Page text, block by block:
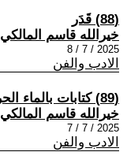
(88) قَدَر
خيرالله قاسم المالكي
2025 / 7 / 8
الادب والفن
(89) كتابات بالماء الحر
خيرالله قاسم المالكي
2025 / 7 / 7
الادب والفن